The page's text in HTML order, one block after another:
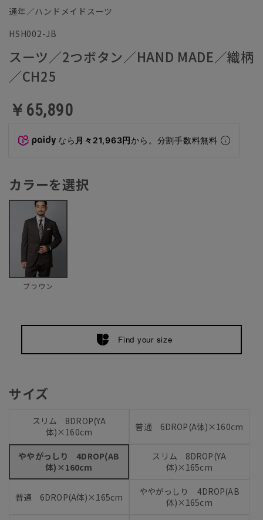
通年／ハンドメイドスーツ
HSH002-JB
スーツ／2つボタン／HAND MADE／織柄
／CH25
￥65,890
なら 月々21,963円から。分割手数料無料
カラーを選択
ブラウン
Find your size
サイズ
スリム 8DROP(YA
体)×160cm
普通 6DROP(A体)×160cm
ややがっしり 4DROP(AB
体)×160cm
スリム 8DROP(YA
体)×165cm
普通 6DROP(A体)×165cm
ややがっしり 4DROP(AB
体)×165cm